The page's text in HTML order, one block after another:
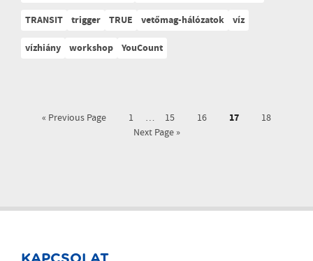
TRANSIT trigger TRUE vetőmag-hálózatok víz
vízhiány workshop YouCount
« Previous Page 1 … 15 16 17
18
Next Page »